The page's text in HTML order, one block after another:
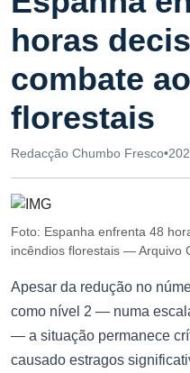
horas
combate
florestais
Redacção Chumbo Fresco•
Foto: Espanha enfrenta 48
incêndios florestais — Arquivo
Apesar da redução no
como nível 2 — numa
— a situação permanece
causado estragos